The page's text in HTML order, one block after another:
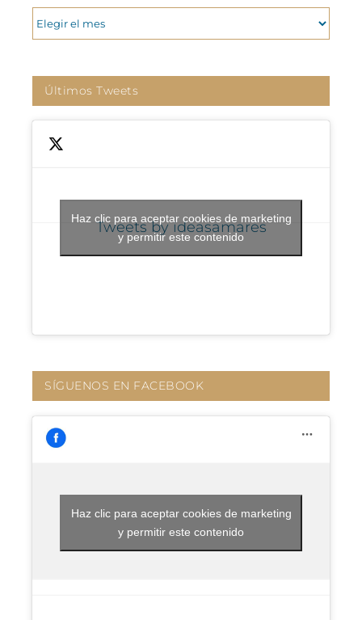
ARCHIVOS
Últimos Tweets
Tweets by ideasamares
Haz clic para aceptar cookies de marketing
y permitir este contenido
SÍGUENOS EN FACEBOOK
Haz clic para aceptar cookies de marketing
y permitir este contenido